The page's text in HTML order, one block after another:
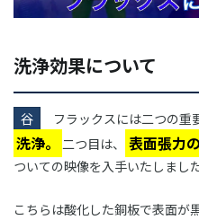
洗浄効果について
谷 フラックスには二つの重
洗浄。 二つ目は、 表面張力
ついての映像を入手いたしまし
こちらは酸化した銅板で表面が